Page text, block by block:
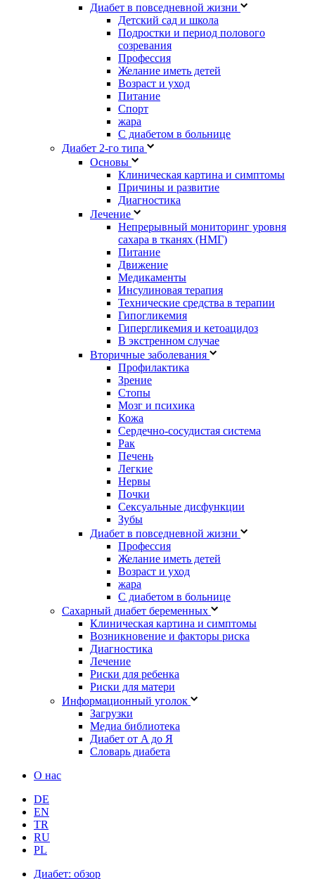
Диабет в повседневной жизни
Детский сад и школа
Подростки и период полового
созревания
Профессия
Желание иметь детей
Возраст и уход
Питание
Спорт
жара
С диабетом в больнице
Диабет 2-го типа
Основы
Клиническая картина и симптомы
Причины и развитие
Диагностика
Лечение
Непрерывный мониторинг уровня
сахара в тканях (НМГ)
Питание
Движение
Медикаменты
Инсулиновая терапия
Технические средства в терапии
Гипогликемия
Гипергликемия и кетоацидоз
В экстренном случае
Вторичные заболевания
Профилактика
Зрение
Стопы
Мозг и психика
Кожа
Сердечно-сосудистая система
Рак
Печень
Легкие
Нервы
Почки
Сексуальные дисфункции
Зубы
Диабет в повседневной жизни
Профессия
Желание иметь детей
Возраст и уход
жара
С диабетом в больнице
Сахарный диабет беременных
Клиническая картина и симптомы
Возникновение и факторы риска
Диагностика
Лечение
Риски для ребенка
Риски для матери
Информационный уголок
Загрузки
Медиа библиотека
Диабет от A до Я
Словарь диабета
О нас
DE
EN
TR
RU
PL
Диабет: обзор